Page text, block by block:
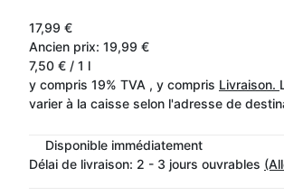
17,99 €
Ancien prix: 19,99 €
7,50 € / 1 l
y compris 19% TVA , y compris Livraison.
varier à la caisse selon l'adresse de
Disponible immédiatement
Délai de livraison: 2 - 3 jours ouvrables